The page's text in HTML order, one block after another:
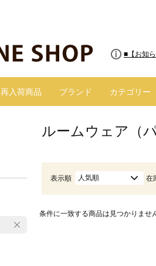
■8/13(木
■【お知
再入荷商品 ブランド カテゴリー
ルームウェア（
表示順 人気順 在
条件に一致する商品は見つかりませ